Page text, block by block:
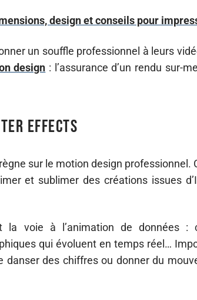
design et conseils pour
un souffle professionnel à leurs
design : l’assurance d’un rendu sur-
Effects
sur le motion design professionnel.
et sublimer des créations issues
la voie à l’animation de données :
qui évoluent en temps réel…
danser des chiffres ou donner du